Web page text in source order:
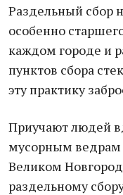
Раздельный сбор
особенно
каждом городе и
пунктов сбора
эту практику
Приучают людей
мусорным ведрам
Великом
раздельному